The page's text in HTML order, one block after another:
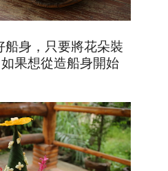
船身，只要將花朵裝
果想從造船身開始